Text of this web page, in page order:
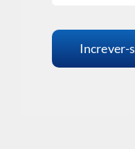
Increver-